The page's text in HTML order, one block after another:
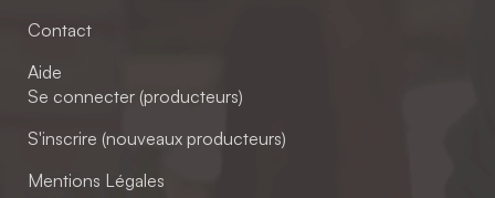
Contact
Aide
Se connecter (producteurs)
S'inscrire (nouveaux producteurs)
Mentions Légales